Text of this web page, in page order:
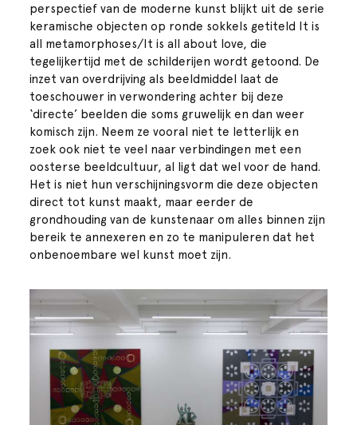
perspectief van de moderne kunst blijkt uit de serie
keramische objecten op ronde sokkels getiteld It is
all metamorphoses/It is all about love, die
tegelijkertijd met de schilderijen wordt getoond. De
inzet van overdrijving als beeldmiddel laat de
toeschouwer in verwondering achter bij deze
‘directe’ beelden die soms gruwelijk en dan weer
komisch zijn. Neem ze vooral niet te letterlijk en
zoek ook niet te veel naar verbindingen met een
oosterse beeldcultuur, al ligt dat wel voor de hand.
Het is niet hun verschijningsvorm die deze objecten
direct tot kunst maakt, maar eerder de
grondhouding van de kunstenaar om alles binnen zijn
bereik te annexeren en zo te manipuleren dat het
onbenoembare wel kunst moet zijn.